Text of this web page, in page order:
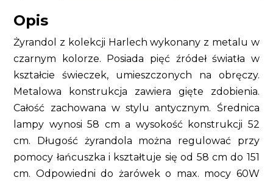
Opis
Żyrandol z kolekcji Harlech wykonany z metalu w
czarnym kolorze. Posiada pięć źródeł światła w
kształcie świeczek, umieszczonych na obręczy.
Metalowa konstrukcja zawiera gięte zdobienia.
Całość zachowana w stylu antycznym. Średnica
lampy wynosi 58 cm a wysokość konstrukcji 52
cm. Długość żyrandola można regulować przy
pomocy łańcuszka i kształtuje się od 58 cm do 151
cm. Odpowiedni do żarówek o max. mocy 60W